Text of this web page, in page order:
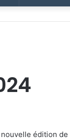
édition de